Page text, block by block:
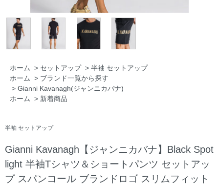
ホーム > セットアップ > 半袖 セットアップ
ホーム
> ブランド一覧から探す
> Gianni Kavanagh(ジャンニカバナ)
ホーム
> 新着商品
半袖 セットアップ
Gianni Kavanagh【ジャンニカバナ】Black Spot
light 半袖Tシャツ＆ショートパンツ セットアッ
プ スパンコール ブランドロゴ スリムフィット